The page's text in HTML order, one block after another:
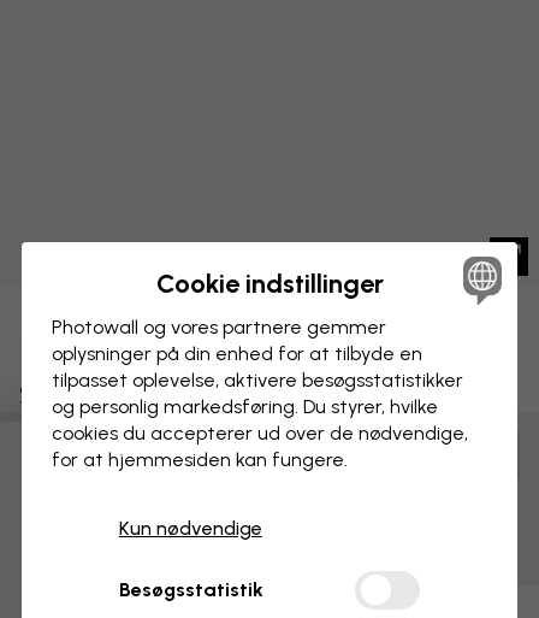
Shape of Light
BILLEDE PÅ LÆRRED
Tilpas og bestil
Mat overflade
Varenummer:
Cookie indstillinger
Photowall og vores partnere gemmer
oplysninger på din enhed for at tilbyde en
tilpasset oplevelse, aktivere besøgs­statistikker
og personlig markedsføring. Du styrer, hvilke
cookies du accepterer ud over de nødvendige,
for at hjemmesiden kan fungere.
Kun nødvendige
Besøgsstatistik